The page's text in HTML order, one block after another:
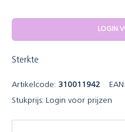
LOGIN
Sterkte
Artikelcode: 310011942 EAN:
Stukprijs: Login voor prijzen